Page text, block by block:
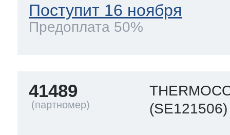
Поступит 16 ноября
Предоплата 50%
41489
(SE121506)